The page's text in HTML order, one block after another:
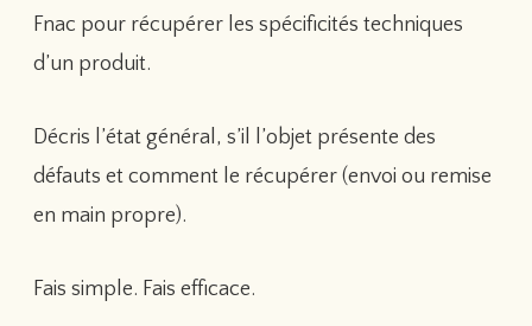
Fnac pour récupérer les spécificités techniques
d’un produit.
Décris l’état général, s’il l’objet présente des
défauts et comment le récupérer (envoi ou remise
en main propre).
Fais simple. Fais efficace.